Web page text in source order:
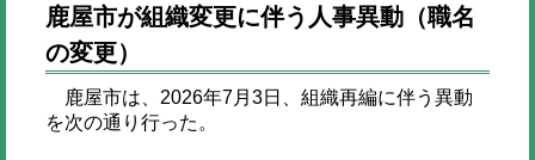
鹿屋市が組織変更に伴う人事異動（職名
の変更）
鹿屋市は、2026年7月3日、組織再編に伴う異動
を次の通り行った。